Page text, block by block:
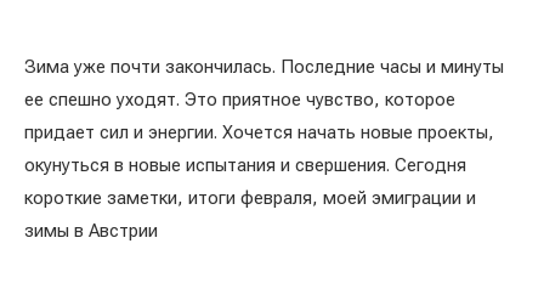
Зима уже почти закончилась. Последние часы и минуты
ее спешно уходят. Это приятное чувство, которое
придает сил и энергии. Хочется начать новые проекты,
окунуться в новые испытания и свершения. Сегодня
короткие заметки, итоги февраля, моей эмиграции и
зимы в Австрии